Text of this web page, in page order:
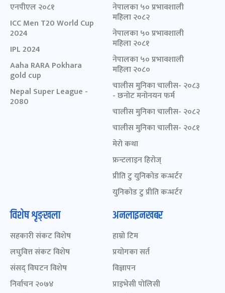
एनपीएल २०८१
ICC Men T20 World Cup
2024
IPL 2024
Aaha RARA Pokhara
gold cup
Nepal Super League -
2080
नेपालका ५० प्रभावशाली
महिला २०८२
नेपालका ५० प्रभावशाली
महिला २०८१
नेपालका ५० प्रभावशाली
महिला २०८०
चालीस मुनिका चालीस- २०८३
- छनोट मनोनयन फर्म
चालीस मुनिका चालीस- २०८२
चालीस मुनिका चालीस- २०८१
मेरो कथा
फ्रन्टलाइन हिरोज्
प्रीति टु युनिकोड कन्भर्टर
युनिकोड टु प्रीति कन्भर्टर
विशेष शृङ्खला
सहकारी संकट विशेष
लघुवित्त संकट विशेष
संसद् विघटन विशेष
निर्वाचन २०७४
अनलाइनखबर
हाम्रो टिम
प्रयोगका सर्त
विज्ञापन
प्राइभेसी पोलिसी